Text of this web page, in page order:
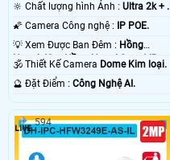
🔆 Chất lượng hình Ảnh : Ultra 2k + .
🌠 Camera Công nghệ :
IP POE.
💡 Xem Được Ban Đêm : Hồng
Ngoại 40m Hồng Ngoại Smart IR.
🕉️ Thiết Kế Camera Dome Kim loại.
️🔮 Đặt Điểm : Công Nghệ AI.
594